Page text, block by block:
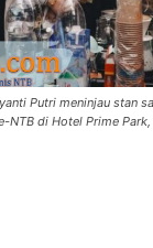
Putri meninjau stan
NTB di Hotel Prime